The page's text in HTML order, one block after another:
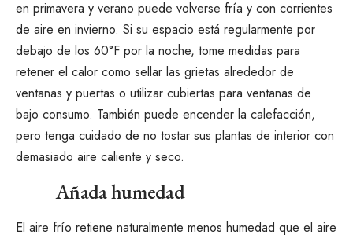
en primavera y verano puede volverse fría y con corrientes
de aire en invierno. Si su espacio está regularmente por
debajo de los 60°F por la noche, tome medidas para
retener el calor como sellar las grietas alrededor de
ventanas y puertas o utilizar cubiertas para ventanas de
bajo consumo. También puede encender la calefacción,
pero tenga cuidado de no tostar sus plantas de interior con
demasiado aire caliente y seco.
Añada humedad
El aire frío retiene naturalmente menos humedad que el aire